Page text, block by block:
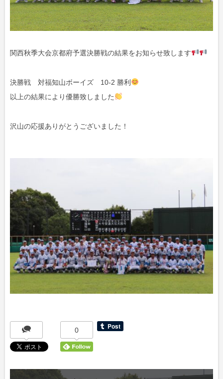
関西秋季大会京都府予選決勝戦の結果をお知らせ致します
決勝戦 対福知山ボーイズ 10-2 勝利
以上の結果により優勝致しました
沢山の応援ありがとうございました！
0